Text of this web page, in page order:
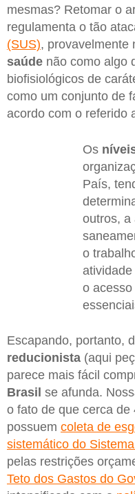
mesmas? Retomar o
regulamenta o tão
(SUS), provavelmente
saúde não como algo
biofisiológicos de
como um conjunto de
acordo com o referido
Os
País,
outros, a
o
o
Escapando, portanto,
reducionista (aqui
parece mais fácil
Brasil se afunda.
o fato de que cerca
possuem coleta de
sistemático do
pelas restrições
Teto dos Gastos do